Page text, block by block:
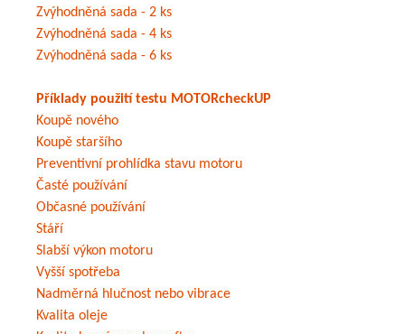
Zvýhodněná sada - 2 ks
Zvýhodněná sada - 4 ks
Zvýhodněná sada - 6 ks
Příklady použití testu MOTORcheckUP
Koupě nového
Koupě staršího
Preventivní prohlídka stavu motoru
Časté používání
Občasné používání
Stáří
Slabší výkon motoru
Vyšší spotřeba
Nadměrná hlučnost nebo vibrace
Kvalita oleje